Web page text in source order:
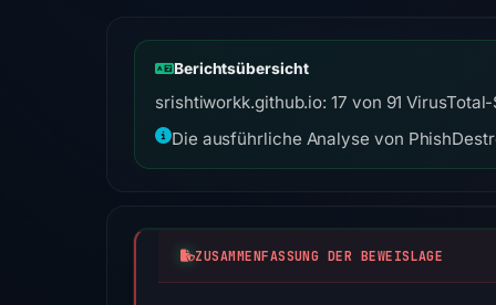
Berichtsübersicht
srishtiworkk.github.io: 17 von 91
Die ausführliche Analyse von
ZUSAMMENFASSUNG DER BEWEISLAGE